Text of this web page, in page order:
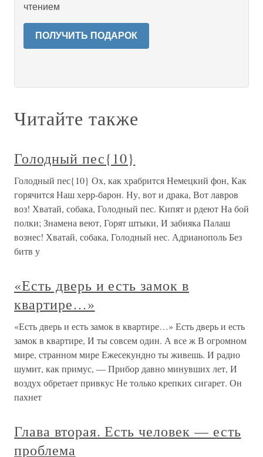
чтением
ПОЛУЧИТЬ ПОДАРОК
Читайте также
Голодный пес{10}
Голодный пес{10} Ох, как храбрится Немецкий фон, Как
горячится Наш херр-барон. Ну, вот и драка, Вот лавров
воз! Хватай, собака, Голодный пес. Кипят и рдеют На бой
полки; Знамена веют, Горят штыки, И забияка Палаш
вознес! Хватай, собака, Голодный нес. Адрианополь Без
битв у
«Есть дверь и есть замок в
квартире…»
«Есть дверь и есть замок в квартире…» Есть дверь и есть
замок в квартире, И ты совсем один. А все ж В огромном
мире, странном мире Ежесекундно ты живешь. И радио
шумит, как примус, — Прибор давно минувших лет, И
воздух обретает привкус Не только крепких сигарет. Он
пахнет
Глава вторая. Есть человек — есть
проблема